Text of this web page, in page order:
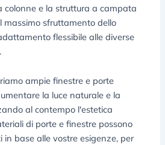
colonne e la struttura a campata
massimo sfruttamento dello
flessibile alle diverse
ampie finestre e porte
la luce naturale e la
al contempo l'estetica
di porte e finestre possono
in base alle vostre esigenze, per